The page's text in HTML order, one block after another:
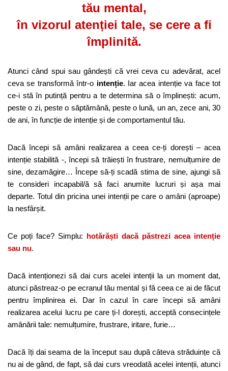
tău mental,
în vizorul atenției tale, se cere a fi
împlinită.
Atunci când spui sau gândești că vrei ceva cu adevărat, acel
ceva se transformă într-o intenție. Iar acea intenție va face tot
ce-i stă în putință pentru a te determina să o împlinești: acum,
peste o zi, peste o săptămână, peste o lună, un an, zece ani, 30
de ani, în funcție de intenție și de comportamentul tău.
Dacă începi să amâni realizarea a ceea ce-ți dorești – acea
intenție stabilită -, începi să trăiești în frustrare, nemulțumire de
sine, dezamăgire… Începe să-ți scadă stima de sine, ajungi să
te consideri incapabil/ă să faci anumite lucruri și așa mai
departe. Totul din pricina unei intenții pe care o amâni (aproape)
la nesfârșit.
Ce poți face? Simplu: hotărăști dacă păstrezi acea intenție
sau nu.
Dacă intenționezi să dai curs acelei intenții la un moment dat,
atunci păstreaz-o pe ecranul tău mental și fă ceea ce ai de făcut
pentru împlinirea ei. Dar în cazul în care începi să amâni
realizarea acelui lucru pe care ți-l dorești, acceptă consecințele
amânării tale: nemulțumire, frustrare, iritare, furie…
Dacă îți dai seama de la început sau după câteva străduințe că
nu ai de gând, de fapt, să dai curs vreodată acelei intenții, atunci